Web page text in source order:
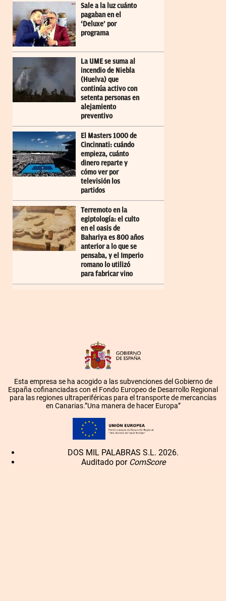
Sale a la luz cuánto
pagaban en el
‘Deluxe’ por
programa
La UME se suma al
incendio de Niebla
(Huelva) que
continúa activo con
setenta personas en
alejamiento
preventivo
El Masters 1000 de
Cincinnati: cuándo
empieza, cuánto
dinero reparte y
cómo ver por
televisión los
partidos
Terremoto en la
egiptología: el culto
en el oasis de
Bahariya es 800 años
anterior a lo que se
pensaba, y el Imperio
romano lo utilizó
para fabricar vino
Esta empresa se ha acogido a las subvenciones del Gobierno de
España cofinanciadas con el Fondo Europeo de Desarrollo Regional
para las regiones ultraperiféricas para el transporte de mercancías
en Canarias.”Una manera de hacer Europa”
DOS MIL PALABRAS S.L. 2026.
Auditado por ComScore